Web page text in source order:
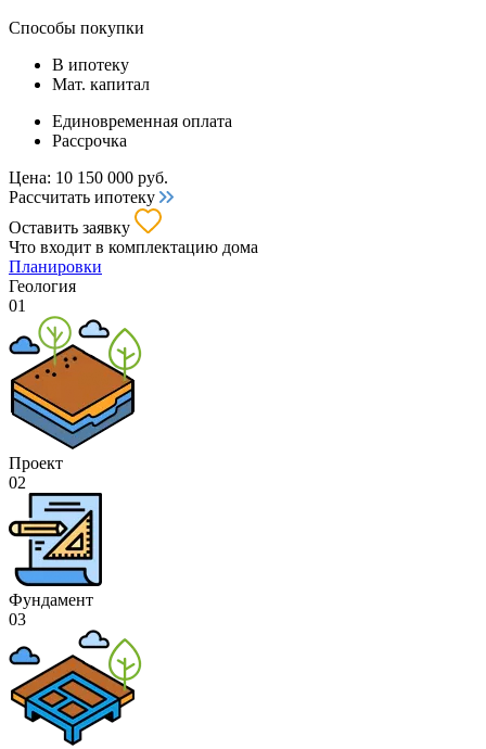
Способы покупки
В ипотеку
Мат. капитал
Единовременная оплата
Рассрочка
Цена: 10 150 000 руб.
Рассчитать ипотеку
Оставить заявку
Что входит в комплектацию дома
Планировки
Геология
01
Проект
02
Фундамент
03